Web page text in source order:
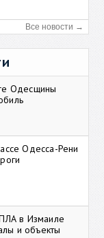
Все новости →
Одесщины
Одесса-Рени
в Измаиле
и объекты